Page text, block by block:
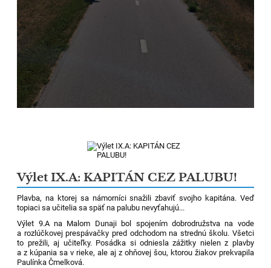
Výlet IX.A: KAPITÁN CEZ PALUBU!
Plavba, na ktorej sa námorníci snažili zbaviť svojho kapitána. Veď
topiaci sa učitelia sa späť na palubu nevyťahujú...
Výlet 9.A na Malom Dunaji bol spojením dobrodružstva na vode
a rozlúčkovej prespávačky pred odchodom na strednú školu. Všetci
to prežili, aj učiteľky. Posádka si odniesla zážitky nielen z plavby
a z kúpania sa v rieke, ale aj z ohňovej šou, ktorou žiakov prekvapila
Paulínka Čmelková.